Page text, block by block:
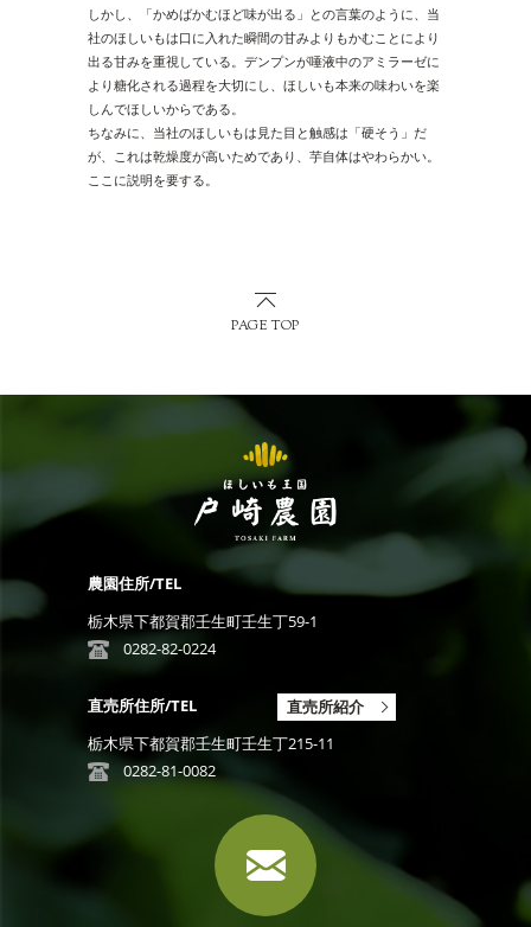
しかし、「かめばかむほど味が出る」との言葉のように、当
社のほしいもは口に入れた瞬間の甘みよりもかむことにより
出る甘みを重視している。デンプンが唾液中のアミラーゼに
より糖化される過程を大切にし、ほしいも本来の味わいを楽
しんでほしいからである。
ちなみに、当社のほしいもは見た目と触感は「硬そう」だ
が、これは乾燥度が高いためであり、芋自体はやわらかい。
ここに説明を要する。
PAGE TOP
農園住所/TEL
栃木県下都賀郡壬生町壬生丁59-1
0282-82-0224
直売所住所/TEL
直売所紹介
栃木県下都賀郡壬生町壬生丁215-11
0282-81-0082